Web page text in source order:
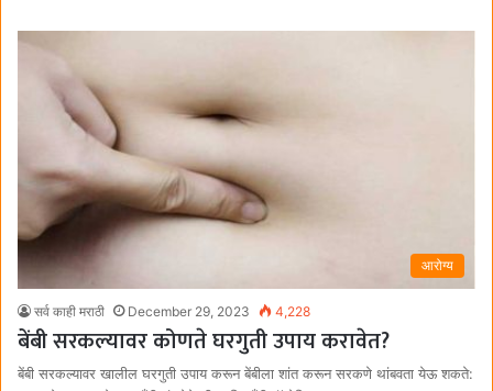
आरोग्य
सर्व काही मराठी December 29, 2023 4,228
बेंबी सरकल्यावर कोणते घरगुती उपाय करावेत?
बेंबी सरकल्यावर खालील घरगुती उपाय करून बेंबीला शांत करून सरकणे थांबवता येऊ शकते: